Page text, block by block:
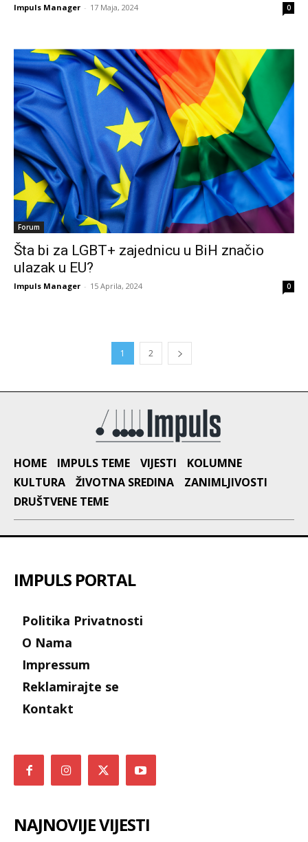
Impuls Manager - 17 Maja, 2024 0
Forum
Šta bi za LGBT+ zajednicu u BiH značio
ulazak u EU?
Impuls Manager - 15 Aprila, 2024 0
1 2
HOME IMPULS TEME VIJESTI
KOLUMNE
KULTURA
ŽIVOTNA SREDINA
ZANIMLJIVOSTI
DRUŠTVENE TEME
IMPULS PORTAL
Politika Privatnosti
O Nama
Impressum
Reklamirajte se
Kontakt
NAJNOVIJE VIJESTI